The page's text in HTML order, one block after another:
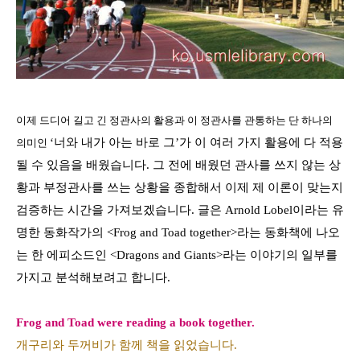
이제 드디어 길고 긴 정관사의 활용과 이 정관사를 관통하는 단 하나의
의미인 ‘너와 내가 아는 바로 그’가 이 여러 가지 활용에 다 적용
될 수 있음을 배웠습니다. 그 전에 배웠던 관사를 쓰지 않는 상
황과 부정관사를 쓰는 상황을 종합해서 이제 제 이론이 맞는지
검증하는 시간을 가져보겠습니다. 글은 Arnold Lobel이라는 유
명한 동화작가의 <Frog and Toad together>라는 동화책에 나오
는 한 에피소드인 <Dragons and Giants>라는 이야기의 일부를
가지고 분석해보려고 합니다.
Frog and Toad were reading a book together.
개구리와 두꺼비가 함께 책을 읽었습니다.